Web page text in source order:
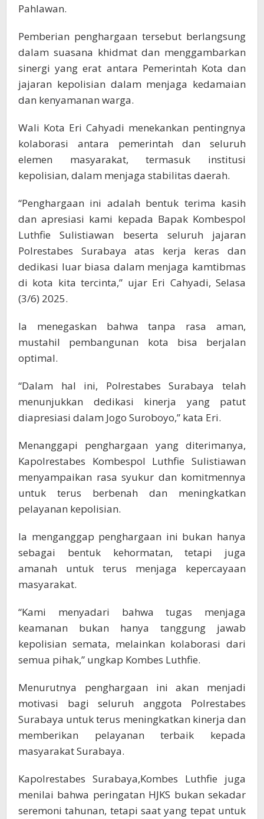
Pahlawan.
Pemberian penghargaan tersebut berlangsung
dalam suasana khidmat dan menggambarkan
sinergi yang erat antara Pemerintah Kota dan
jajaran kepolisian dalam menjaga kedamaian
dan kenyamanan warga.
Wali Kota Eri Cahyadi menekankan pentingnya
kolaborasi antara pemerintah dan seluruh
elemen masyarakat, termasuk institusi
kepolisian, dalam menjaga stabilitas daerah.
“Penghargaan ini adalah bentuk terima kasih
dan apresiasi kami kepada Bapak Kombespol
Luthfie Sulistiawan beserta seluruh jajaran
Polrestabes Surabaya atas kerja keras dan
dedikasi luar biasa dalam menjaga kamtibmas
di kota kita tercinta,” ujar Eri Cahyadi, Selasa
(3/6) 2025.
Ia menegaskan bahwa tanpa rasa aman,
mustahil pembangunan kota bisa berjalan
optimal.
“Dalam hal ini, Polrestabes Surabaya telah
menunjukkan dedikasi kinerja yang patut
diapresiasi dalam Jogo Suroboyo,” kata Eri.
Menanggapi penghargaan yang diterimanya,
Kapolrestabes Kombespol Luthfie Sulistiawan
menyampaikan rasa syukur dan komitmennya
untuk terus berbenah dan meningkatkan
pelayanan kepolisian.
Ia menganggap penghargaan ini bukan hanya
sebagai bentuk kehormatan, tetapi juga
amanah untuk terus menjaga kepercayaan
masyarakat.
“Kami menyadari bahwa tugas menjaga
keamanan bukan hanya tanggung jawab
kepolisian semata, melainkan kolaborasi dari
semua pihak,” ungkap Kombes Luthfie.
Menurutnya penghargaan ini akan menjadi
motivasi bagi seluruh anggota Polrestabes
Surabaya untuk terus meningkatkan kinerja dan
memberikan pelayanan terbaik kepada
masyarakat Surabaya.
Kapolrestabes Surabaya,Kombes Luthfie juga
menilai bahwa peringatan HJKS bukan sekadar
seremoni tahunan, tetapi saat yang tepat untuk